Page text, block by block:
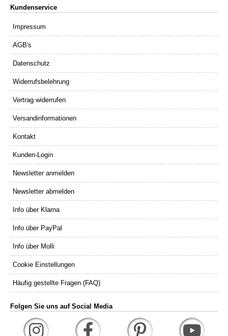
Kundenservice
Impressum
AGB's
Datenschutz
Widerrufsbelehrung
Vertrag widerrufen
Versandinformationen
Kontakt
Kunden-Login
Newsletter anmelden
Newsletter abmelden
Info über Klarna
Info über PayPal
Info über Molli
Cookie Einstellungen
Häufig gestellte Fragen (FAQ)
Folgen Sie uns auf Social Media